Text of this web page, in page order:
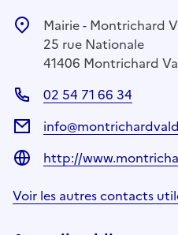
Mairie - Montrichard
25 rue Nationale
41406 Montrichard
02 54 71 66 34
http://
Voir les autres contacts